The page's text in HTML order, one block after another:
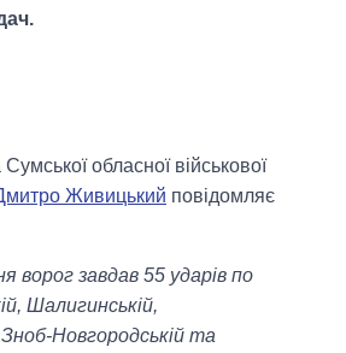
обласної військової
Живицький повідомляє
ворог завдав 55 ударів по
Шалигинській,
Зноб-Новгородській та